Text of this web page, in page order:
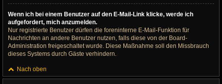
Wenn ich bei einem Benutzer auf den E-Mail-Link klicke, werde ich
aufgefordert, mich anzumelden.
Nur registrierte Benutzer dürfen die foreninterne E-Mail-Funktion für
Nachrichten an andere Benutzer nutzen, falls diese von der Board-
Administration freigeschaltet wurde. Diese Maßnahme soll den Missbrauch
dieses Systems durch Gäste verhindern.
Nach oben